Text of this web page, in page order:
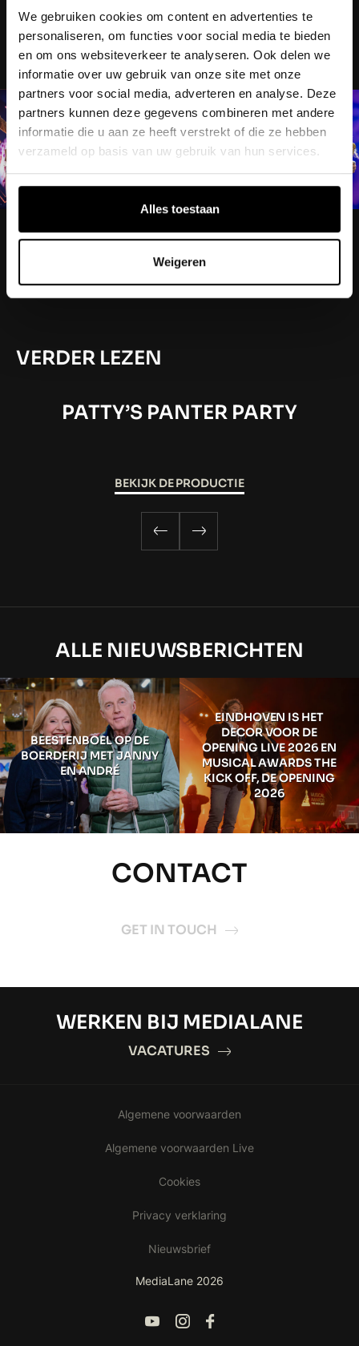
We gebruiken cookies om content en advertenties te
personaliseren, om functies voor social media te bieden
en om ons websiteverkeer te analyseren. Ook delen we
informatie over uw gebruik van onze site met onze
partners voor social media, adverteren en analyse. Deze
partners kunnen deze gegevens combineren met andere
informatie die u aan ze heeft verstrekt of die ze hebben
verzameld op basis van uw gebruik van hun services.
Alles toestaan
Weigeren
VERDER LEZEN
PATTY’S PANTER PARTY
BEKIJK DE PRODUCTIE
ALLE NIEUWSBERICHTEN
BEESTENBOEL OP DE
BOERDERIJ MET JANNY
EN ANDRÉ
EINDHOVEN IS HET
DECOR VOOR DE
OPENING LIVE 2026 EN
MUSICAL AWARDS THE
KICK OFF, DE OPENING
2026
CONTACT
GET IN TOUCH
WERKEN BIJ MEDIALANE
VACATURES
Algemene voorwaarden
Algemene voorwaarden Live
Cookies
Privacy verklaring
Nieuwsbrief
MediaLane 2026